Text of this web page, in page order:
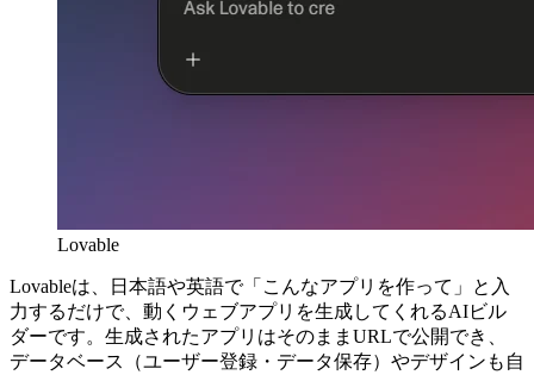
Lovable
Lovableは、日本語や英語で「こんなアプリを作って」と入
力するだけで、動くウェブアプリを生成してくれるAIビル
ダーです。生成されたアプリはそのままURLで公開でき、
データベース（ユーザー登録・データ保存）やデザインも自